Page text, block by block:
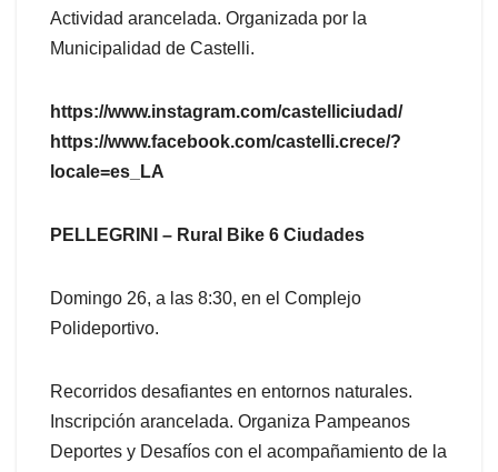
Actividad arancelada. Organizada por la
Municipalidad de Castelli.
https://www.instagram.com/castelliciudad/
https://www.facebook.com/castelli.crece/?
locale=es_LA
PELLEGRINI – Rural Bike 6 Ciudades
Domingo 26, a las 8:30, en el Complejo
Polideportivo.
Recorridos desafiantes en entornos naturales.
Inscripción arancelada. Organiza Pampeanos
Deportes y Desafíos con el acompañamiento de la